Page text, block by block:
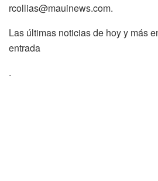
rcollias@mauinews.com.
Las últimas noticias de hoy y más
entrada
.